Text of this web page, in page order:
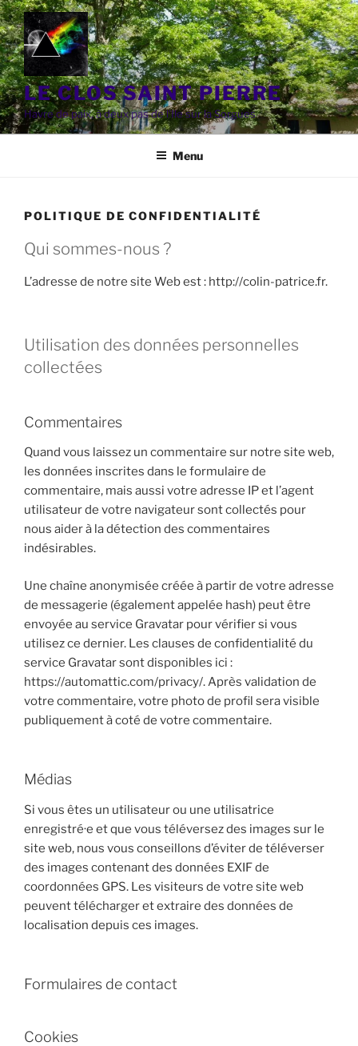
Aller
au
contenu
principal
LE CLOS SAINT PIERRE
Havre de paix, à deux pas de l'Ile sur la Sorgues
Menu
POLITIQUE DE CONFIDENTIALITÉ
Qui sommes-nous ?
L’adresse de notre site Web est : http://colin-patrice.fr.
Utilisation des données personnelles
collectées
Commentaires
Quand vous laissez un commentaire sur notre site web,
les données inscrites dans le formulaire de
commentaire, mais aussi votre adresse IP et l’agent
utilisateur de votre navigateur sont collectés pour
nous aider à la détection des commentaires
indésirables.
Une chaîne anonymisée créée à partir de votre adresse
de messagerie (également appelée hash) peut être
envoyée au service Gravatar pour vérifier si vous
utilisez ce dernier. Les clauses de confidentialité du
service Gravatar sont disponibles ici :
https://automattic.com/privacy/. Après validation de
votre commentaire, votre photo de profil sera visible
publiquement à coté de votre commentaire.
Médias
Si vous êtes un utilisateur ou une utilisatrice
enregistré·e et que vous téléversez des images sur le
site web, nous vous conseillons d’éviter de téléverser
des images contenant des données EXIF de
coordonnées GPS. Les visiteurs de votre site web
peuvent télécharger et extraire des données de
localisation depuis ces images.
Formulaires de contact
Cookies